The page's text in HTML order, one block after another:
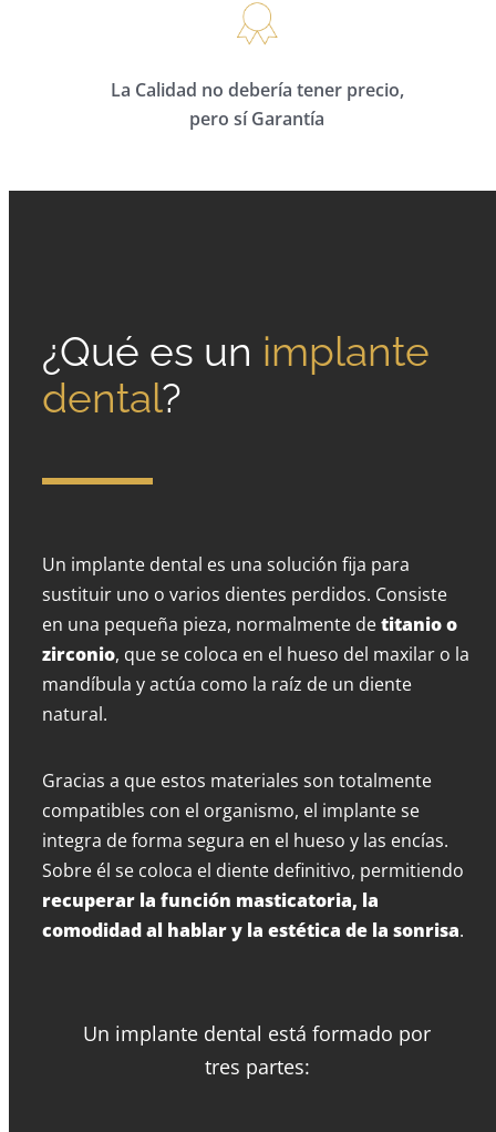
La Calidad no debería tener precio,
pero sí Garantía
¿Qué es un implante
dental?
Un implante dental es una solución fija para
sustituir uno o varios dientes perdidos. Consiste
en una pequeña pieza, normalmente detitanio o
zirconio, que se coloca en el hueso del maxilar o la
mandíbula y actúa como la raíz de un diente
natural.
Gracias a que estos materiales son totalmente
compatibles con el organismo, el implante se
integra de forma segura en el hueso y las encías.
Sobre él se coloca el diente definitivo, permitiendo
recuperar la función masticatoria, la
comodidad al hablar y la estética de la sonrisa.
Un implante dental está formado por
tres partes: